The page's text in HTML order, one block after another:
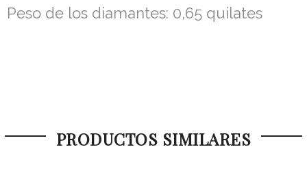
Peso de los diamantes: 0,65 quilates
PRODUCTOS SIMILARES